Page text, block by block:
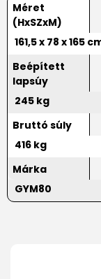
Méret
(HxSZxM)
161,5 x 78 x 165
Beépített
lapsúy
245 kg
Bruttó súly
416 kg
Márka
GYM80